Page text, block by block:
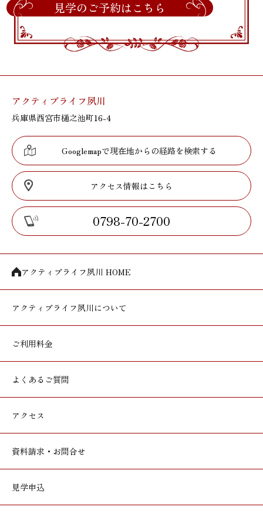
見学のご予約はこちら
アクティブライフ夙川
兵庫県西宮市樋之池町16-4
Googlemapで現在地からの経路を検索する
アクセス情報はこちら
0798-70-2700
アクティブライフ夙川 HOME
アクティブライフ夙川について
ご利用料金
よくあるご質問
アクセス
資料請求・お問合せ
見学申込